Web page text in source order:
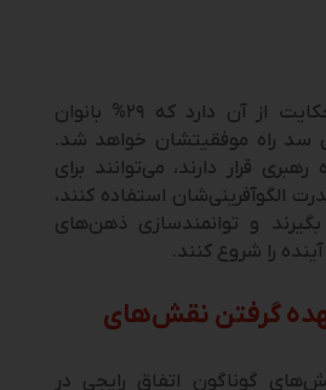
نتایج یک مطالعه حکایت از آن دارد که ۲۹% بانوان
سد راه موفقیتشان خواهد شد.
رهبری قرار دارند، می‌توانند برای
الگوآفرینی‌شان استفاده کنند،
و توانمندسازی ذهن‌های
را شروع کنند.
عهده گرفتن نقش‌های
گوناگون اتفاق رایجی در